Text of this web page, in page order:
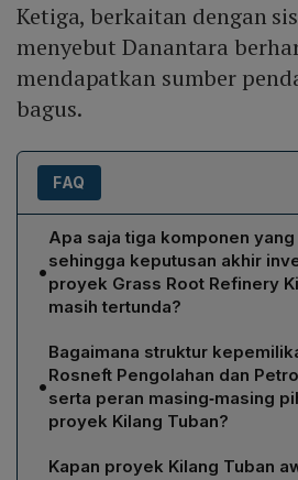
Ketiga, berkaitan dengan
menyebut Danantara
mendapatkan sumber
bagus.
FAQ
•
Apa saja tiga komponen
sehingga keputusan akhir
proyek Grass Root Refinery
masih tertunda?
Menurut Wiko Migantoro, tiga
harus diselesaikan meliputi:
belanja modal atau capex yang
lelang; kedua, analisis
akan mengurangi konsumsi
•
Bagaimana struktur
Rosneft Pengolahan dan
serta peran masing‑masing
proyek Kilang Tuban?
PT Pertamina Rosneft
Kapan proyek Kilang Tuban